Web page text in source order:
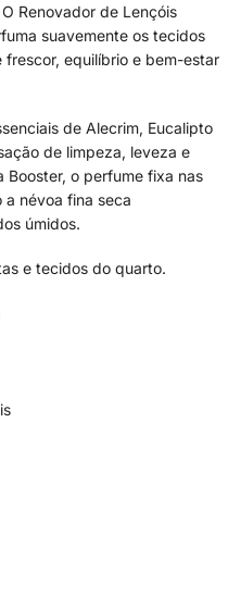
Renovador de Lençóis
suavemente os tecidos
equilíbrio e bem-estar
de Alecrim, Eucalipto
de limpeza, leveza e
Booster, o perfume fixa nas
névoa fina seca
úmidos.
e tecidos do quarto.